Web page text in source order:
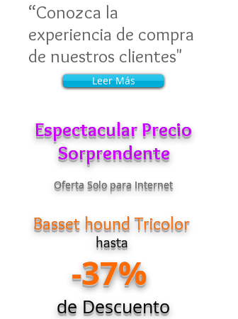
“Conozca la
experiencia de compra
de nuestros clientes"
Leer Más
Leer Más
Espectacular Precio
Sorprendente
Oferta Solo para Internet
Basset hound Tricolor
hasta
-37%
de Descuento